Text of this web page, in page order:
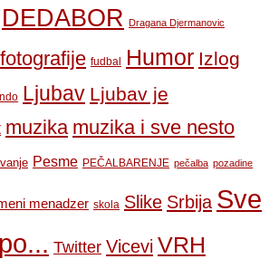
DEDABOR Dragana Djermanovic
fotografije fudbal Humor Izlog
Ljubav Ljubav je
muzika muzika i sve nesto
Pesme PEČALBARENJE pečalba pozadine
menadzer skola Slike Srbija Sve
Twitter Vicevi VRH